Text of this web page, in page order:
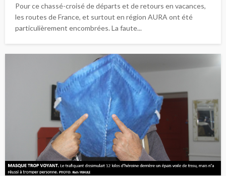
Pour ce chassé-croisé de départs et de retours en vacances,
les routes de France, et surtout en région AURA ont été
particulièrement encombrées. La faute...